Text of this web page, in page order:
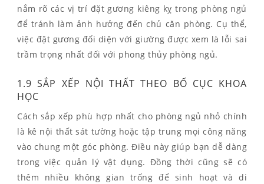
nắm rõ các vị trí đặt gương kiêng kỵ trong phòng ngủ
để tránh làm ảnh hưởng đến chủ căn phòng. Cụ thể,
việc đặt gương đối diện với giường được xem là lỗi sai
trầm trọng nhất đối với phong thủy phòng ngủ.
1.9 SẮP XẾP NỘI THẤT THEO BỐ CỤC KHOA
HỌC
Cách sắp xếp phù hợp nhất cho phòng ngủ nhỏ chính
là kê nội thất sát tường hoặc tập trung mọi công năng
vào chung một góc phòng. Điều này giúp bạn dễ dàng
trong việc quản lý vật dụng. Đồng thời cũng sẽ có
thêm nhiều không gian trống để sinh hoạt và di